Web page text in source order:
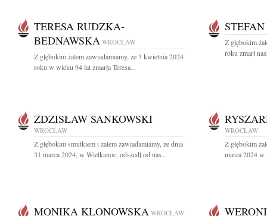
TERESA RUDZKA-
BEDNAWSKA WROCŁAW
Z głębokim żalem zawiadamiamy, że 3 kwietnia 2024
roku w wieku 94 lat zmarła Teresa...
Z głębokim
roku zmarł
ZDZISŁAW SANKOWSKI
WROCŁAW
Z głębokim smutkiem i żalem zawiadamiamy, że dnia
31 marca 2024, w Wielkanoc, odszedł od nas...
WROCŁAW
Z głębokim
marca 2024 w
MONIKA KLONOWSKA WROCŁAW